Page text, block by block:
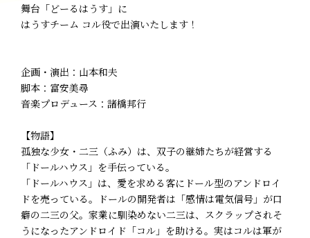
舞台「どーるはうす」に
はうすチーム コル役で出演いたします！
企画・演出：山本和夫
脚本：富安美尋
音楽プロデュース：諸橋邦行
【物語】
孤独な少女・二三（ふみ）は、双子の継姉たちが経営する
「ドールハウス」を手伝っている。
「ドールハウス」は、愛を求める客にドール型のアンドロイ
ドを売っている。ドールの開発者は「感情は電気信号」が口
癖の二三の父。家業に馴染めない二三は、スクラップされそ
うになったアンドロイド「コル」を助ける。実はコルは軍が